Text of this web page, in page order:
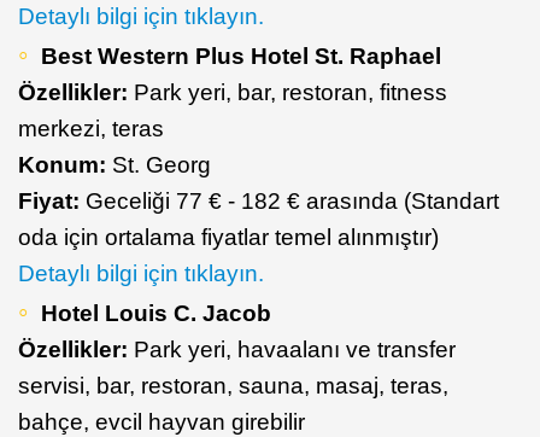
Detaylı bilgi için tıklayın.
Best Western Plus Hotel St. Raphael
Özellikler: Park yeri, bar, restoran, fitness
merkezi, teras
Konum: St. Georg
Fiyat: Geceliği 77 € - 182 € arasında (Standart
oda için ortalama fiyatlar temel alınmıştır)
Detaylı bilgi için tıklayın.
Hotel Louis C. Jacob
Özellikler: Park yeri, havaalanı ve transfer
servisi, bar, restoran, sauna, masaj, teras,
bahçe, evcil hayvan girebilir